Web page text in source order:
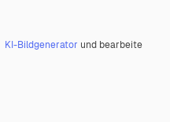
KI-Bildgenerator und bearbeite